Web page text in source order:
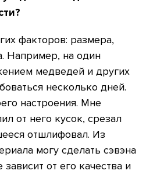
факторов: размера,
Например, на один
медведей и других
несколько дней.
настроения. Мне
от него кусок, срезал
отшлифовал. Из
могу сделать сэвэна
от его качества и